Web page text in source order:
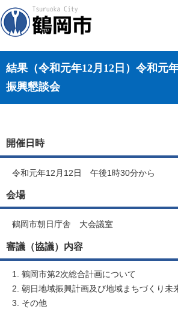
結果（令和元年12月12日）令和元
振興懇談会
開催日時
令和元年12月12日 午後1時30分から
会場
鶴岡市朝日庁舎 大会議室
審議（協議）内容
鶴岡市第2次総合計画について
朝日地域振興計画及び地域まちづくり未
その他